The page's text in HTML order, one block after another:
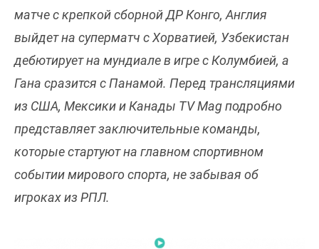
матче с крепкой сборной ДР Конго, Англия
выйдет на суперматч с Хорватией, Узбекистан
дебютирует на мундиале в игре с Колумбией, а
Гана сразится с Панамой. Перед трансляциями
из США, Мексики и Канады TV Mag подробно
представляет заключительные команды,
которые стартуют на главном спортивном
событии мирового спорта, не забывая об
игроках из РПЛ.